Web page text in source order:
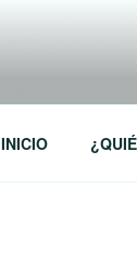
Red Regional
INICIO